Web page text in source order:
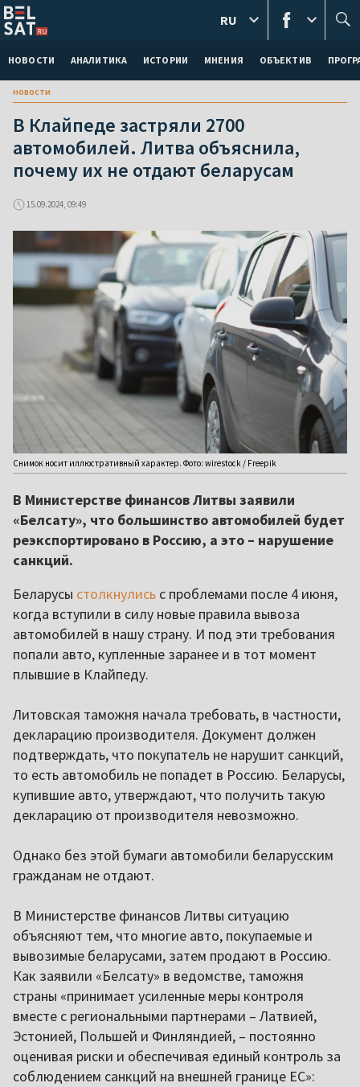
НОВОСТИ АНАЛИТИКА ИСТОРИИ МНЕНИЯ ОБЪЕКТИВ
RU
новости
В Клайпеде застряли 2700
автомобилей. Литва объяснила,
почему их не отдают беларусам
15.09.2024, 09:49
Снимок носит иллюстративный характер. Фото: wirestock / Freepik
В Министерстве финансов Литвы заявили
«Белсату», что большинство автомобилей будет
реэкспортировано в Россию, а это – нарушение
санкций.
Беларусы столкнулись с проблемами после 4 июня,
когда вступили в силу новые правила вывоза
автомобилей в нашу страну. И под эти требования
попали авто, купленные заранее и в тот момент
плывшие в Клайпеду.
Литовская таможня начала требовать, в частности,
декларацию производителя. Документ должен
подтверждать, что покупатель не нарушит санкций,
то есть автомобиль не попадет в Россию. Беларусы,
купившие авто, утверждают, что получить такую
декларацию от производителя невозможно.
Однако без этой бумаги автомобили беларусским
гражданам не отдают.
В Министерстве финансов Литвы ситуацию
объясняют тем, что многие авто, покупаемые и
вывозимые беларусами, затем продают в Россию.
Как заявили «Белсату» в ведомстве, таможня
страны «принимает усиленные меры контроля
вместе с региональными партнерами – Латвией,
Эстонией, Польшей и Финляндией, – постоянно
оценивая риски и обеспечивая единый контроль за
соблюдением санкций на внешней границе ЕС»: